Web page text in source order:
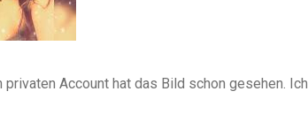
Account hat das Bild schon gesehen. Ich